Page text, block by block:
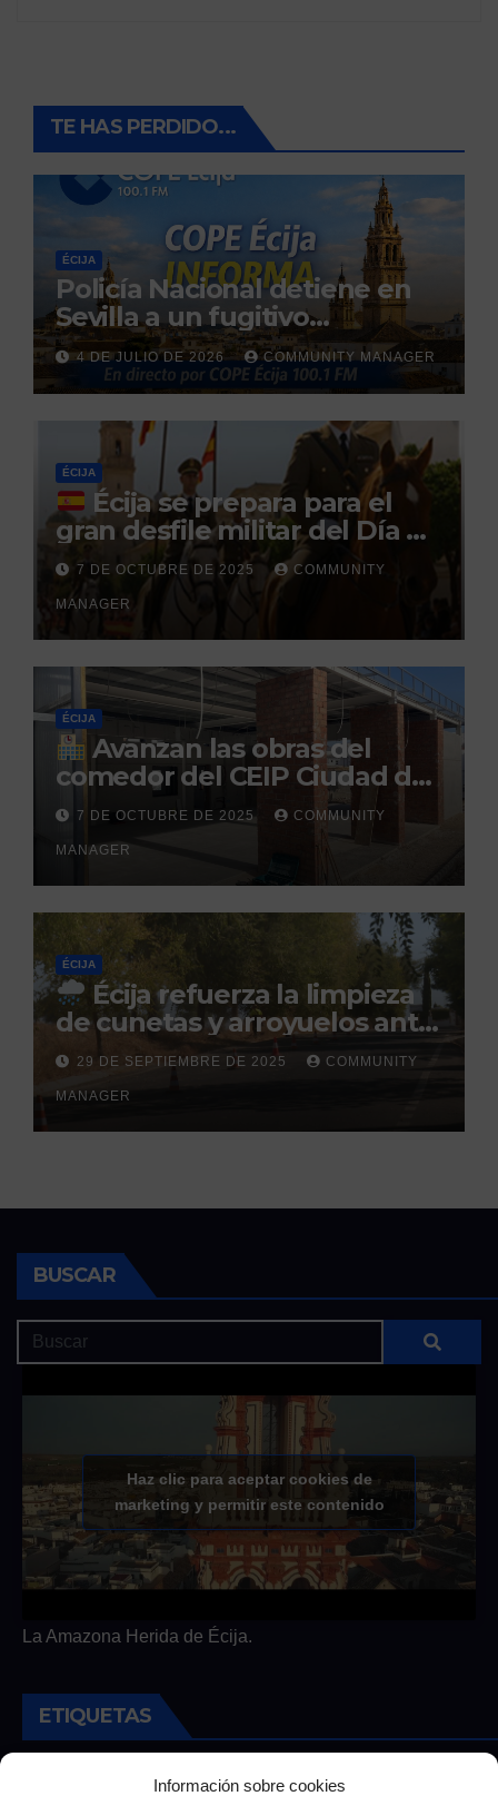
Información sobre cookies
TE HAS PERDIDO...
ÉCIJA
Policía Nacional detiene en
Sevilla a un fugitivo
reclamado por narcotráfico
tras no regresar a prisión
durante un permiso
penitenciario
4 DE JULIO DE 2026 COMMUNITY MANAGER
ÉCIJA
Écija se prepara para el
gran desfile militar del Día de
la Hispanidad organizado por
el Centro Militar de Cría
Caballar
7 DE OCTUBRE DE 2025 COMMUNITY
MANAGER
ÉCIJA
Avanzan las obras del
comedor del CEIP Ciudad del
Sol: su finalización está
prevista para finales de 2025
7 DE OCTUBRE DE 2025 COMMUNITY
MANAGER
ÉCIJA
Écija refuerza la limpieza
de cunetas y arroyuelos ante
la llegada de las lluvias
otoñales
29 DE SEPTIEMBRE DE 2025 COMMUNITY
MANAGER
BUSCAR
Haz clic para aceptar cookies de
marketing y permitir este contenido
La Amazona Herida de Écija.
ETIQUETAS
Andalucía Cultura Deportes